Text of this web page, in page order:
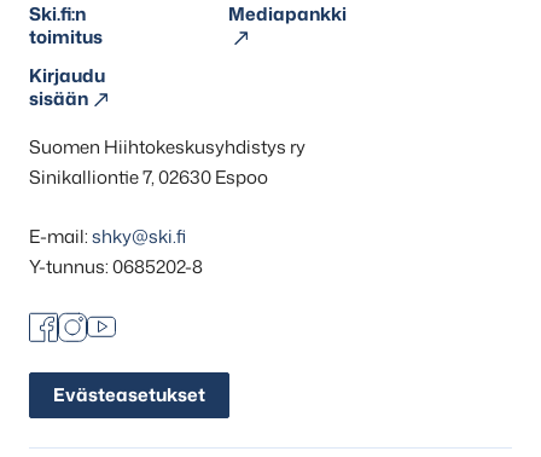
Ski.fi:n
toimitus
Mediapankki
Kirjaudu
sisään
Suomen Hiihtokeskusyhdistys ry
Sinikalliontie 7, 02630 Espoo
E-mail:shky@ski.fi
Y-tunnus: 0685202-8
Facebook
Instagram
Youtube
Evästeasetukset